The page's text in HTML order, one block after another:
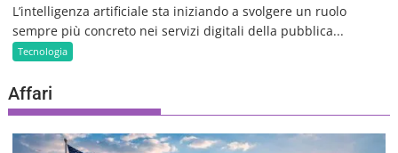
L’intelligenza artificiale sta iniziando a svolgere un ruolo
sempre più concreto nei servizi digitali della pubblica...
Tecnologia
Affari